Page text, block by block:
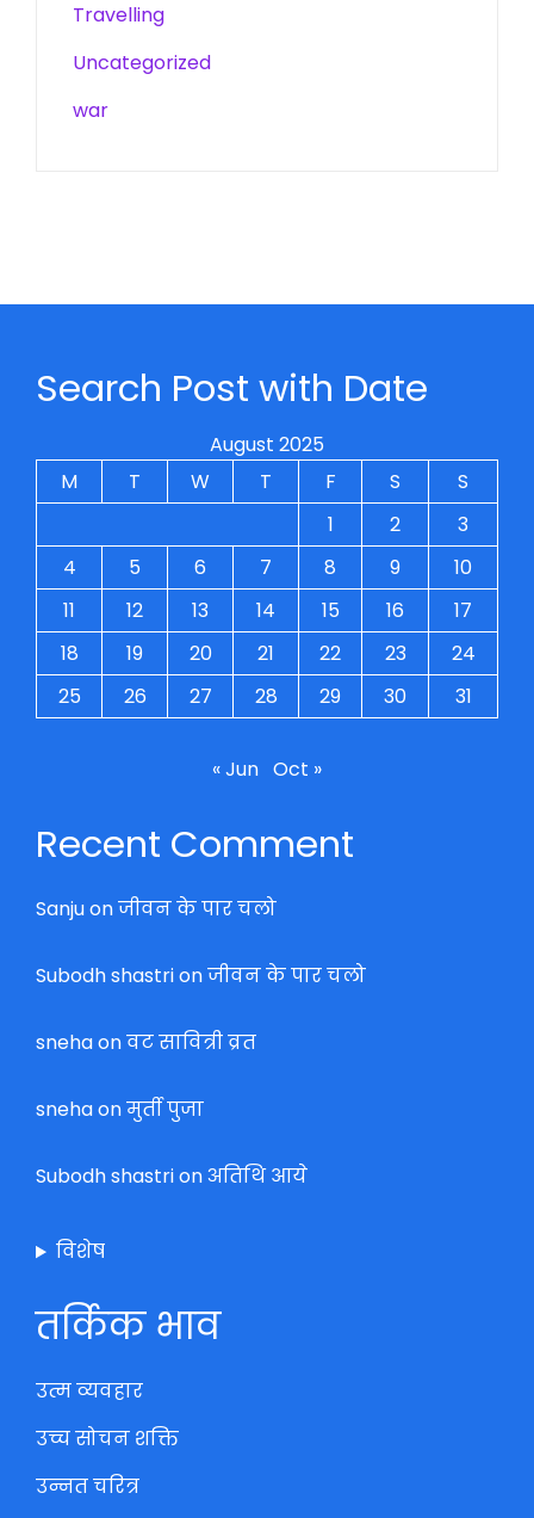
Travelling
Uncategorized
war
Search Post with Date
August 2025
M
T W T F S
S
1
2
3
4
5 6 7 8 9
10
11
12 13 14 15 16
17
18
19 20 21 22 23
24
25
26 27 28 29 30 31
« Jun Oct »
Recent Comment
Sanjuonजीवन के पार चलो
Subodh shastrionजीवन के पार चलो
snehaonवट सावित्री व्रत
snehaonमुर्ती पुजा
Subodh shastrionअतिथि आये
विशेष
तर्किक भाव
उत्म व्यवहार
उच्च सोचन शक्ति
उन्नत चरित्र